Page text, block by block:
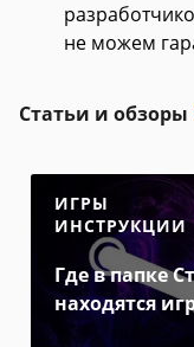
не можем
Статьи и обзоры
ИГРЫ
ИНСТРУКЦИИ
Где в папке
находятся